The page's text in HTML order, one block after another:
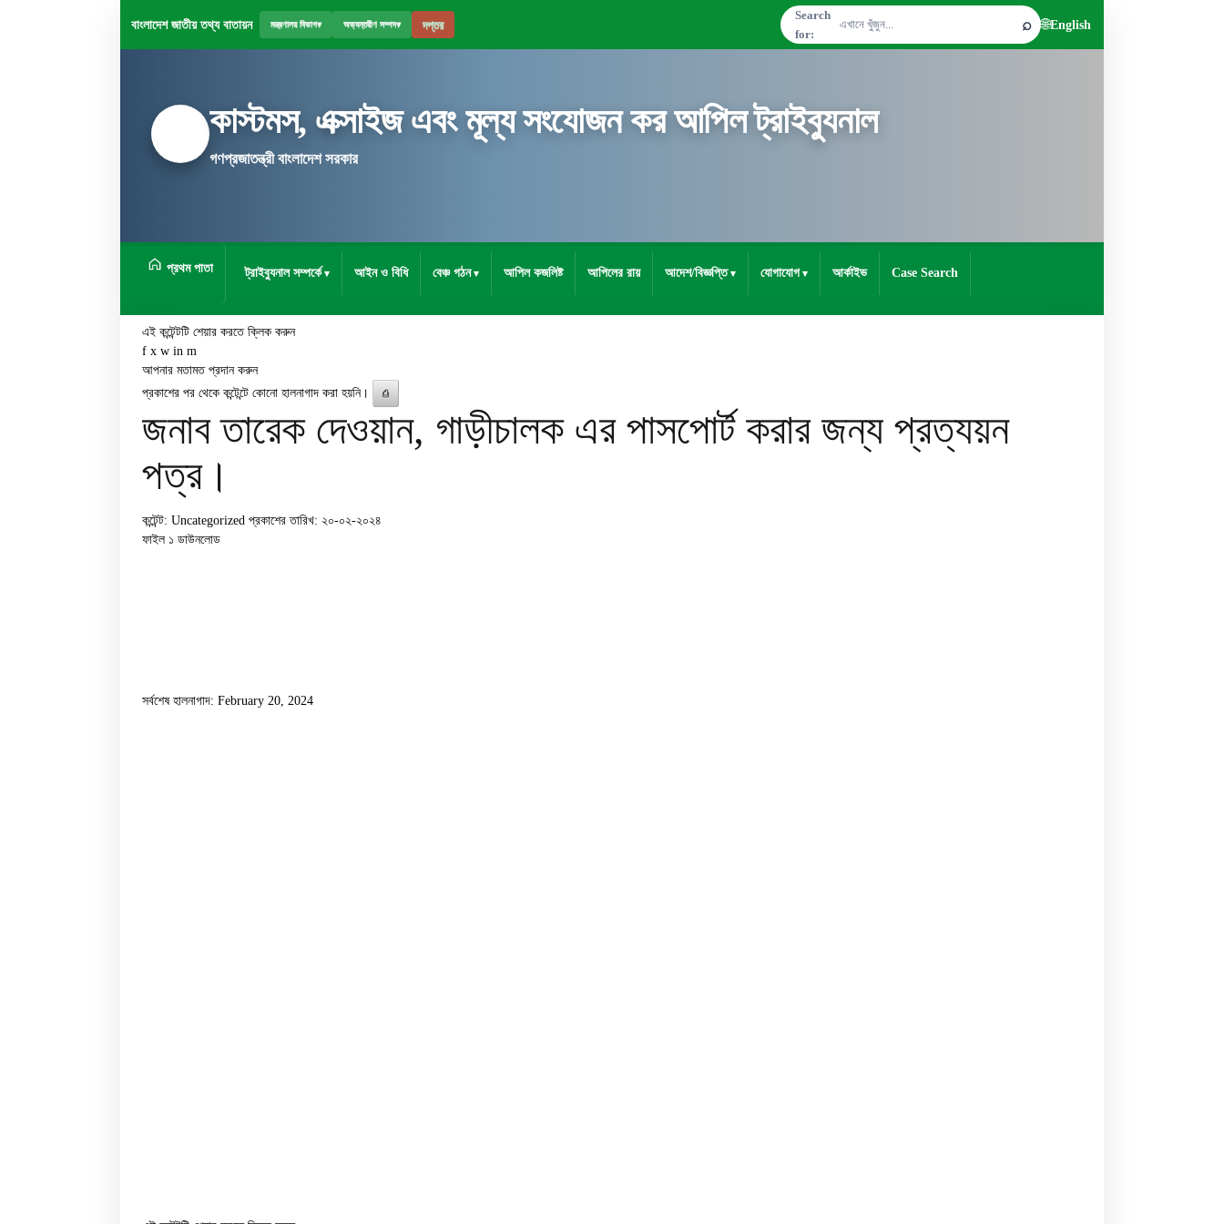
বাংলাদেশ জাতীয় তথ্য বাতায়ন মন্ত্রণালয় বিভাগ▾ অভ্যন্তরীণ সম্পদ▾ দপ্তর
Search
for:
⌕ 🌐English
কাস্টমস, এক্সাইজ এবং মূল্য সংযোজন কর আপিল ট্রাইব্যুনাল
গণপ্রজাতন্ত্রী বাংলাদেশ সরকার
প্রথম পাতা ট্রাইব্যুনাল সম্পর্কে আইন ও বিধি বেঞ্চ গঠন আপিল কজলিষ্ট আপিলের রায় আদেশ/বিজ্ঞপ্তি যোগাযোগ আর্কাইভ Case Search
এই কন্টেন্টটি শেয়ার করতে ক্লিক করুন
f x w in m
আপনার মতামত প্রদান করুন
প্রকাশের পর থেকে কন্টেন্টে কোনো হালনাগাদ করা হয়নি।
⎙
জনাব তারেক দেওয়ান, গাড়ীচালক এর পাসপোর্ট করার জন্য প্রত্যয়ন
পত্র।
কন্টেন্ট: Uncategorized প্রকাশের তারিখ: ২০-০২-২০২৪
ফাইল ১ ডাউনলোড
সর্বশেষ হালনাগাদ: February 20, 2024